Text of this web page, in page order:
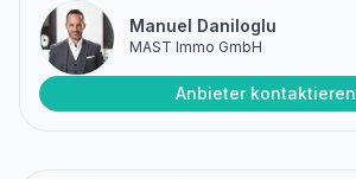
Manuel Daniloglu
MAST Immo GmbH
Anbieter kontaktieren